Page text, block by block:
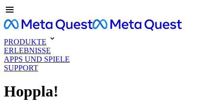
PRODUKTE
ERLEBNISSE
APPS UND SPIELE
SUPPORT
Hoppla!